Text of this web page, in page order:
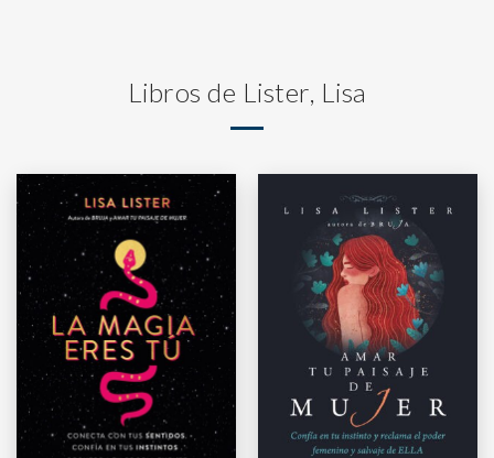
Libros de Lister, Lisa